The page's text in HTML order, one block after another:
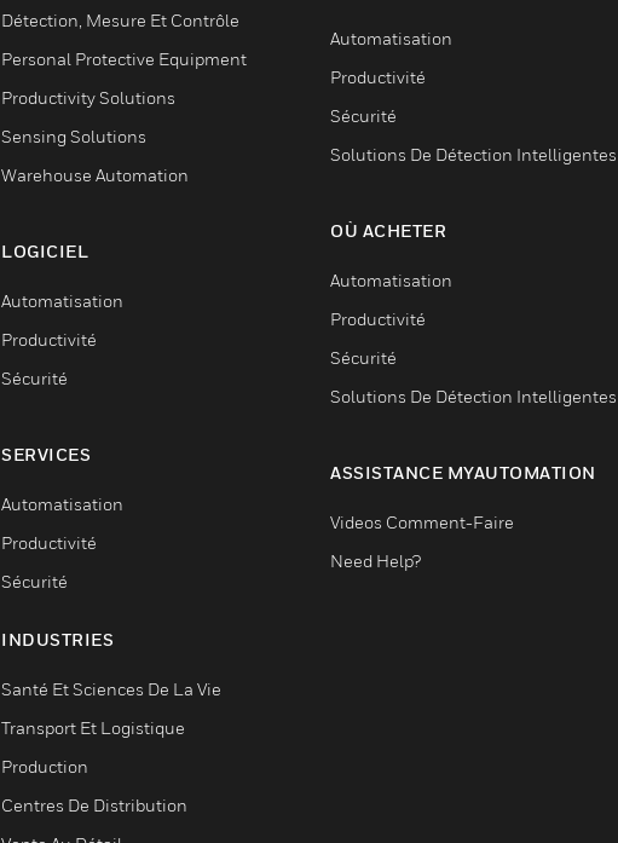
Détection, Mesure Et Contrôle
Personal Protective Equipment
Productivity Solutions
Sensing Solutions
Warehouse Automation
LOGICIEL
Automatisation
Productivité
Sécurité
SERVICES
Automatisation
Productivité
Sécurité
INDUSTRIES
Santé Et Sciences De La Vie
Transport Et Logistique
Production
Centres De Distribution
Automatisation
Productivité
Sécurité
Solutions De Détection Intelligentes
OÙ ACHETER
Automatisation
Productivité
Sécurité
Solutions De Détection Intelligentes
ASSISTANCE MYAUTOMATION
Videos Comment-Faire
Need Help?